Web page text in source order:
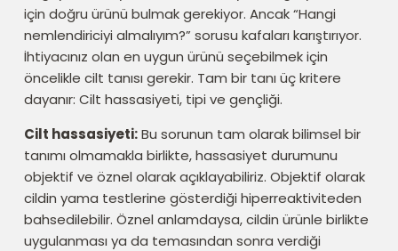
için doğru ürünü bulmak gerekiyor. Ancak “Hangi
nemlendiriciyi almalıyım?” sorusu kafaları karıştırıyor.
İhtiyacınız olan en uygun ürünü seçebilmek için
öncelikle cilt tanısı gerekir. Tam bir tanı üç kritere
dayanır: Cilt hassasiyeti, tipi ve gençliği.
Cilt hassasiyeti:Bu sorunun tam olarak bilimsel bir
tanımı olmamakla birlikte, hassasiyet durumunu
objektif ve öznel olarak açıklayabiliriz. Objektif olarak
cildin yama testlerine gösterdiği hiperreaktiviteden
bahsedilebilir. Öznel anlamdaysa, cildin ürünle birlikte
uygulanması ya da temasından sonra verdiği